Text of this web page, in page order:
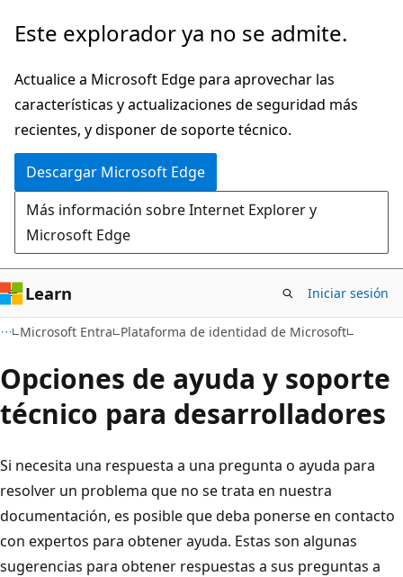
Ir
contenido
principal
Este explorador ya no se admite.
Actualice a Microsoft Edge para aprovechar las
características y actualizaciones de seguridad más
recientes, y disponer de soporte técnico.
Descargar Microsoft Edge
Más información sobre Internet Explorer y
Microsoft Edge
Learn Iniciar sesión
Microsoft Entra Plataforma de identidad de Microsoft
Opciones de ayuda y soporte
técnico para desarrolladores
Si necesita una respuesta a una pregunta o ayuda para
resolver un problema que no se trata en nuestra
documentación, es posible que deba ponerse en contacto
con expertos para obtener ayuda. Estas son algunas
sugerencias para obtener respuestas a sus preguntas a